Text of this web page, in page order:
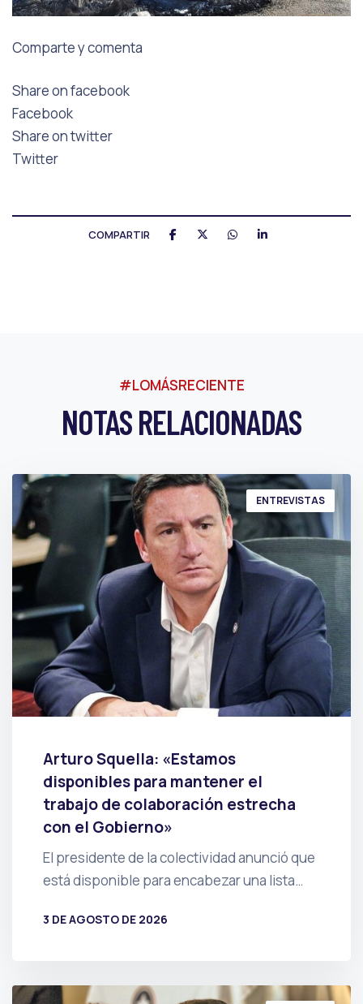
Comparte y comenta
Share on facebook
Facebook
Share on twitter
Twitter
COMPARTIR
#LOMÁSRECIENTE
NOTAS RELACIONADAS
ENTREVISTAS
Arturo Squella: «Estamos
disponibles para mantener el
trabajo de colaboración estrecha
con el Gobierno»
El presidente de la colectividad anunció que
está disponible para encabezar una lista…
3 DE AGOSTO DE 2026